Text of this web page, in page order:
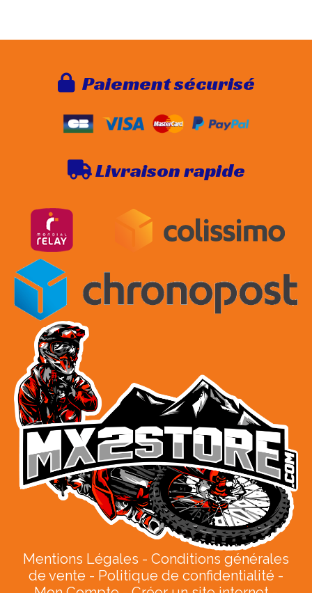
Paiement sécurisé
Livraison rapide
Mentions Légales
Conditions générales
de vente
Politique de confidentialité